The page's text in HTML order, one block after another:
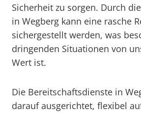
Sicherheit zu sorgen. Durch
in Wegberg kann eine rasche
sichergestellt werden, was
dringenden Situationen von
Wert ist.
Die Bereitschaftsdienste in
darauf ausgerichtet, flexibel